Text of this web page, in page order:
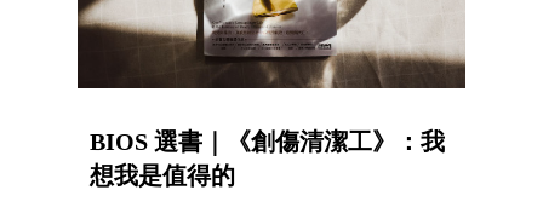
BIOS 選書｜《創傷清潔工》：我
想我是值得的